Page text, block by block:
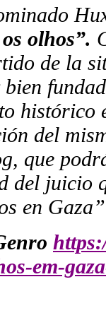
olhos”.
de la
bien
histórico
del
que
del juicio
en
em-